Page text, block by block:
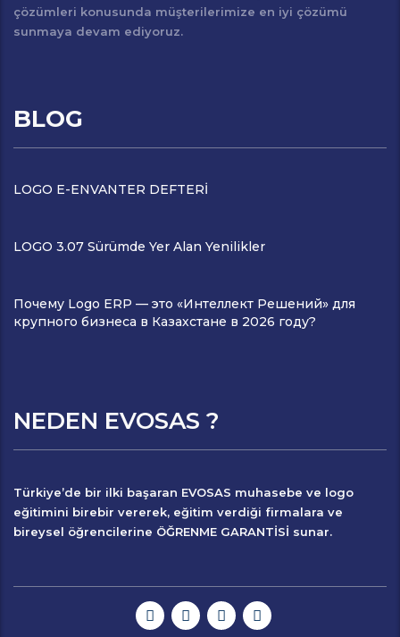
çözümleri konusunda müşterilerimize en iyi çözümü
sunmaya devam ediyoruz.
BLOG
LOGO E-ENVANTER DEFTERİ
LOGO 3.07 Sürümde Yer Alan Yenilikler
Почему Logo ERP — это «Интеллект Решений» для
крупного бизнеса в Казахстане в 2026 году?
NEDEN EVOSAS ?
Türkiye’de bir ilki başaran EVOSAS muhasebe ve logo
eğitimini birebir vererek, eğitim verdiği firmalara ve
bireysel öğrencilerine ÖĞRENME GARANTİSİ sunar.